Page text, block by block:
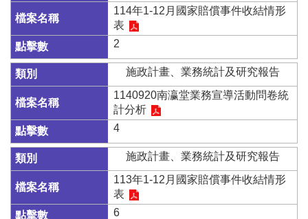
便
民
服
務
民
意
交
流
下
載
專
區
114年1-12月國家賠償事件收結情形
表
2
施政計畫、業務統計及研究報告
1140920南瀛堂業務宣導活動問卷統
計分析
4
施政計畫、業務統計及研究報告
113年1-12月國家賠償事件收結情形
表
6